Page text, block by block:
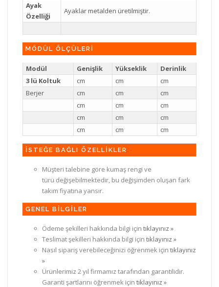
Ayak
Özelliği
Ayaklar metalden üretilmiştir.
MÖDÜL ÖLÇÜLERİ
Modül Genişlik Yükseklik
Derinlik
3 lü Koltuk
cm cm
cm
Berjer
cm cm
cm
cm
cm
cm
cm
cm
cm
cm
cm cm
İSTEĞE BAĞLI ÖZELLİKLER
Müşteri talebine göre kumaş rengi ve
türü değişebilmektedir, bu değişimden oluşan fark
takım fiyatına yansır.
GENEL BİLGİLER
Ödeme şekilleri hakkında bilgi için tıklayınız »
Teslimat şekilleri hakkında bilgi için tıklayınız »
Nasıl sipariş verebileceğinizi öğrenmek için tıklayınız
»
Ürünlerimiz 2 yıl firmamız tarafından garantilidir.
Garanti şartlarını öğrenmek için tıklayınız »